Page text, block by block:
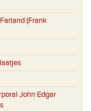
(Frank
John Edgar